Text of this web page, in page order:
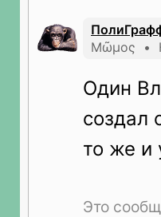
Μῶμος •
Один
создал
то же и
Это